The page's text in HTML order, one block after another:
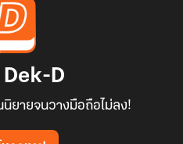
D
ยายจนวางมือถือไม่ลง!